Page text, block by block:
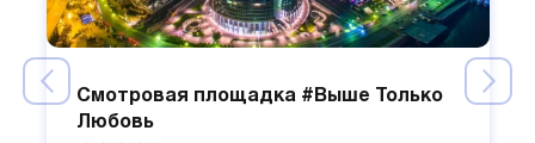
Смотровая площадка #Выше Только
Любовь